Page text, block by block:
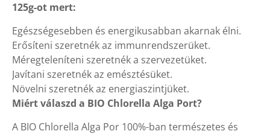
125g-ot mert:
Egészségesebben és energikusabban akarnak élni.
Erősíteni szeretnék az immunrendszerüket.
Méregteleníteni szeretnék a szervezetüket.
Javítani szeretnék az emésztésüket.
Növelni szeretnék az energiaszintjüket.
Miért válaszd a BIO Chlorella Alga Port?
A BIO Chlorella Alga Por 100%-ban természetes és